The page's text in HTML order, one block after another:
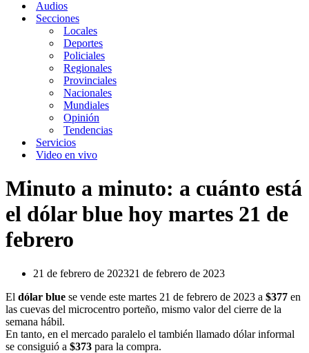
Audios
Secciones
Locales
Deportes
Policiales
Regionales
Provinciales
Nacionales
Mundiales
Opinión
Tendencias
Servicios
Video en vivo
Minuto a minuto: a cuánto está
el dólar blue hoy martes 21 de
febrero
21 de febrero de 202321 de febrero de 2023
El dólar blue se vende este martes 21 de febrero de 2023 a $377 en
las cuevas del microcentro porteño, mismo valor del cierre de la
semana hábil.
En tanto, en el mercado paralelo el también llamado dólar informal
se consiguió a $373 para la compra.